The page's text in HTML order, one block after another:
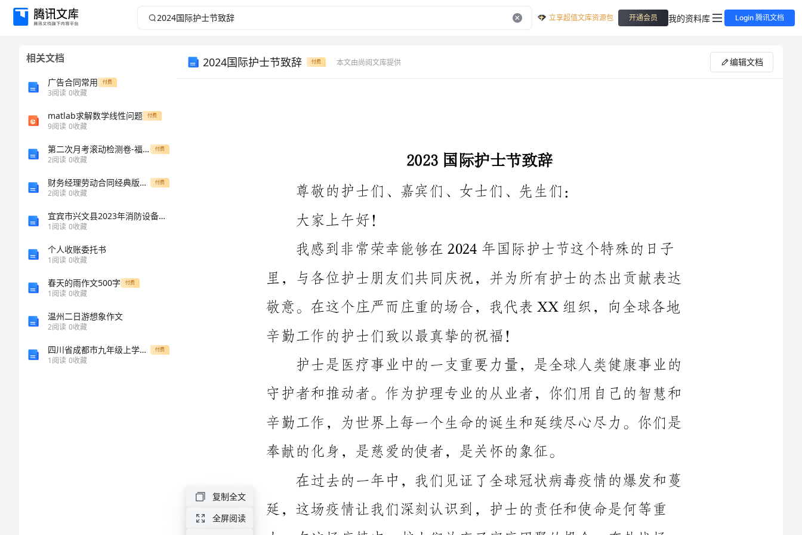
2024
2023
立享超值文库资源包 开通会员 我的资料库 Login 腾讯文档
相关文档
广告合同常用 付费
3阅读 0收藏
matlab求解数学线性问题 付费
9阅读 0收藏
第二次月考滚动检测卷-福建惠安惠南中学物理八年级下册常见的光学仪器同步测试练习题 付费
2阅读 0收藏
财务经理劳动合同经典版（6篇） 付费
2阅读 0收藏
宜宾市兴文县2023年消防设备操作员考试题库含答案【完整版】
1阅读 0收藏
个人收账委托书
1阅读 0收藏
春天的雨作文500字 付费
1阅读 0收藏
温州二日游想象作文
2阅读 0收藏
四川省成都市九年级上学期化学第二次月考试卷 付费
1阅读 0收藏
2024国际护士节致辞 付费 本文由尚阅文库提供 编辑文档
服务。你们面临着巨大的风险和压力，但你们没有退缩，没有屈
服。你们用自己的担当和勇敢，确保了数以万计人们的生命安
全。
尊敬的护士们、嘉宾们、女士们、先生们：
我感到非常荣幸能够在2024年国际护士节这个特殊的日子
敬意。在这个庄严而庄重的场合，我代表XX组织，向全球各地
辛勤工作的护士们致以最真挚的祝福！
守护者和推动者。作为护理专业的从业者，你们用自己的智慧和
奉献的化身，是慈爱的使者，是关怀的象征。
大。在这场疫情中，护士们放弃了家庭团聚的机会，奔赴战场，
在危险和不确定的环境中，坚守在一线，为病患提供全面的护理
复制全文
全屏阅读